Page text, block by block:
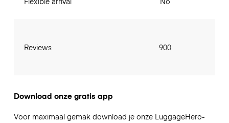
Reviews 900
Download onze gratis app
Voor maximaal gemak download je onze LuggageHero-